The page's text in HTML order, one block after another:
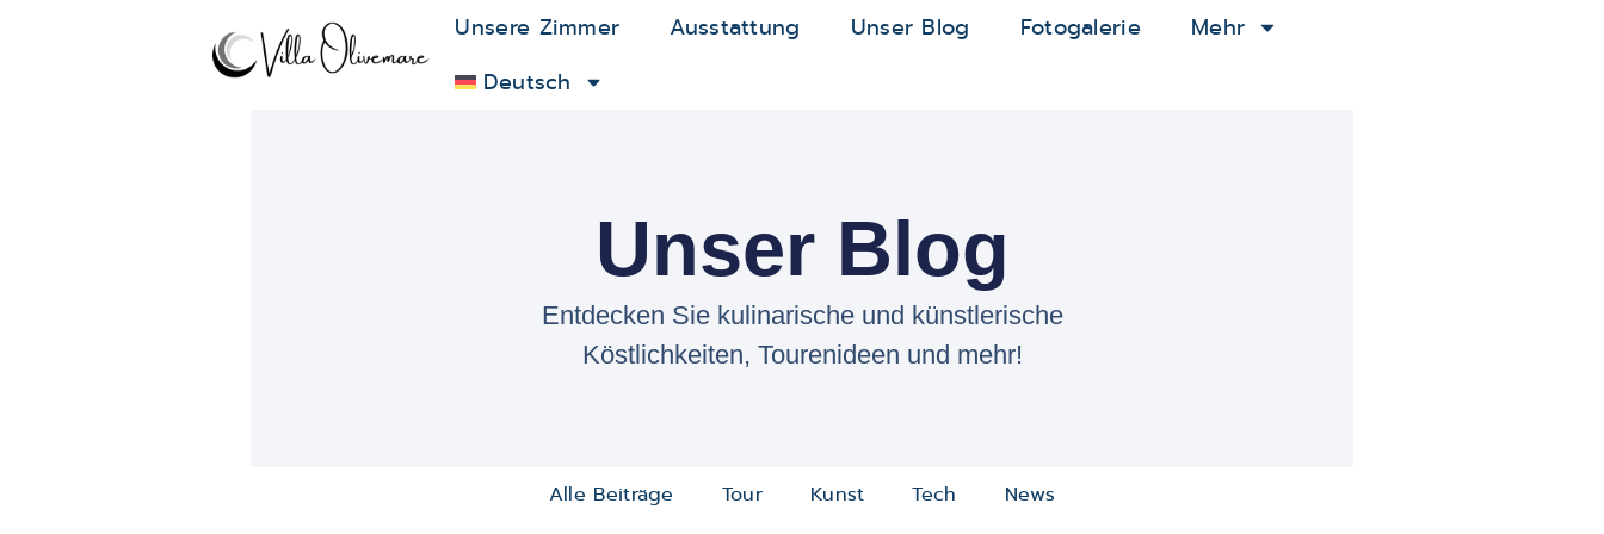
Unsere Zimmer Ausstattung Unser Blog Fotogalerie
Mehr
Deutsch
Unser Blog
Entdecken Sie kulinarische und künstlerische
Köstlichkeiten, Tourenideen und mehr!
Alle Beiträge Tour Kunst Tech News